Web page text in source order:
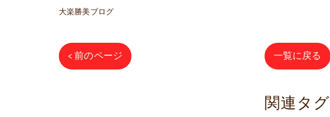
大楽勝美ブログ
< 前のページ 一覧に戻る
関連タグ